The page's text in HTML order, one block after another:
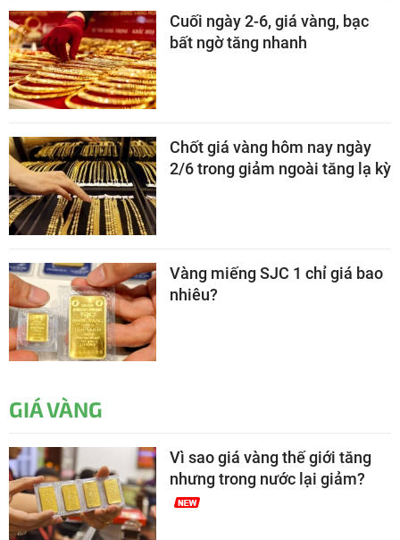
Cuối ngày 2-6, giá vàng, bạc
bất ngờ tăng nhanh
Chốt giá vàng hôm nay ngày
2/6 trong giảm ngoài tăng lạ kỳ
Vàng miếng SJC 1 chỉ giá bao
nhiêu?
GIÁ VÀNG
Vì sao giá vàng thế giới tăng
nhưng trong nước lại giảm?